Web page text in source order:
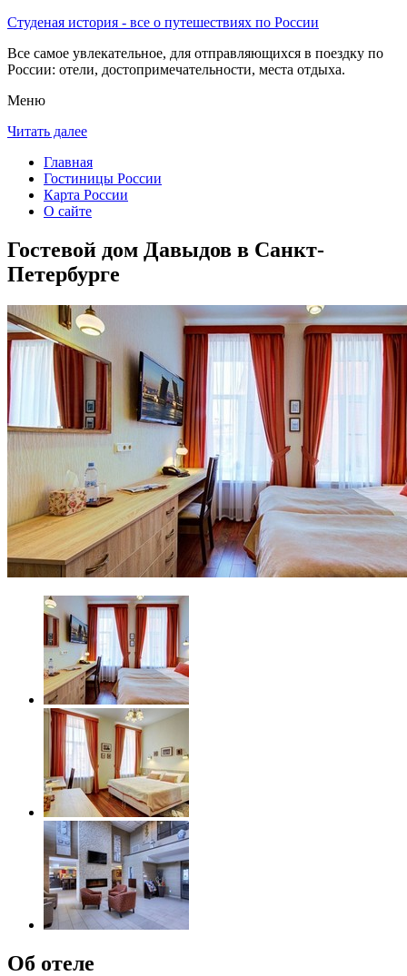
Студеная история - все о путешествиях по России
Все самое увлекательное, для отправляющихся в поездку по
России: отели, достопримечательности, места отдыха.
Меню
Читать далее
Главная
Гостиницы России
Карта России
О сайте
Гостевой дом Давыдов в Санкт-
Петербурге
Об отеле